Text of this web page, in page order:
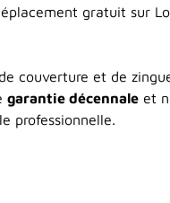
gratuit sur
couverture et de
garantie décennale et
professionnelle.